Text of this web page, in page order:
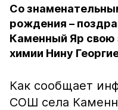
Со
рождения –
Каменный Яр свою
химии Нину
Как сообщает
СОШ села